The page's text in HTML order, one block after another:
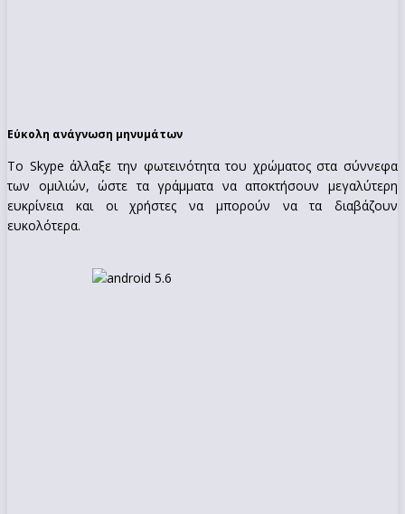
Εύκολη ανάγνωση μηνυμάτων
Το Skype άλλαξε την φωτεινότητα του χρώματος στα σύννεφα
των ομιλιών, ώστε τα γράμματα να αποκτήσουν μεγαλύτερη
ευκρίνεια και οι χρήστες να μπορούν να τα διαβάζουν
ευκολότερα.